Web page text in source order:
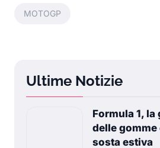
MOTOGP
Ultime Notizie
Formula 1,
delle gomme
sosta estiva